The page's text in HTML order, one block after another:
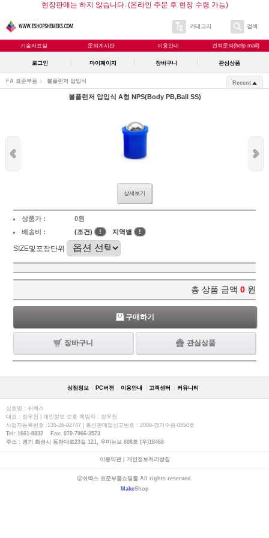
현장판매는 하지 않습니다. (온라인 주문 후 현장 수령 가능)
카테고리 검색
기술자료실 문의게시판 이용안내 견적문의(help mail)
로그인 마이페이지 장바구니 관심상품
FA 표준부품 볼플런저 압입식 Recent
볼플런저 압입식 A형 NPS(Body PB,Ball SS)
상세보기
상품가 :
0원
배송비 :
(조건) ! 지역별 !
SIZE및포장단위
총 상품 금액 0 원
구매하기
장바구니 관심상품
상점정보 PC버젼 이용안내 고객센터 커뮤니티
상호명 : 쉬멕스
대표 : 장우천 | 개인정보 보호 책임자 : 장우천
사업자등록번호 :135-26-92747 | 통신판매업신고번호 : 2009-경기수원-0550호
Tel: 1661-8832 Fax: 070-7966-3573
주소 : 경기 화성시 동탄대로23길 121, 우미뉴브 608호 (우)18468
이용약관| 개인정보처리방침
ⓒ쉬멕스 표준부품쇼핑몰 All rights reserved.
MakeShop